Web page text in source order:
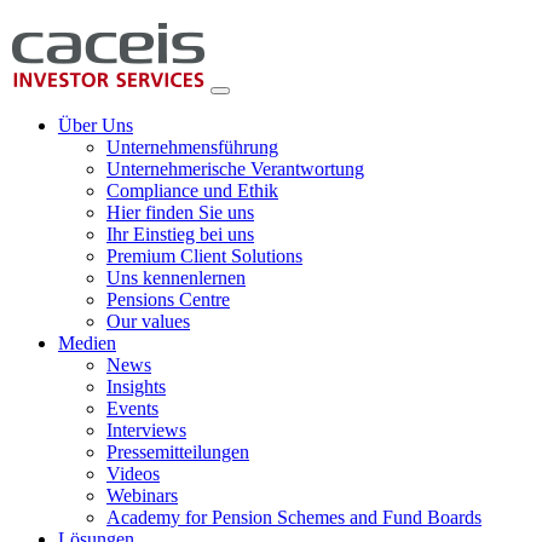
Über Uns
Unternehmensführung
Unternehmerische Verantwortung
Compliance und Ethik
Hier finden Sie uns
Ihr Einstieg bei uns
Premium Client Solutions
Uns kennenlernen
Pensions Centre
Our values
Medien
News
Insights
Events
Interviews
Pressemitteilungen
Videos
Webinars
Academy for Pension Schemes and Fund Boards